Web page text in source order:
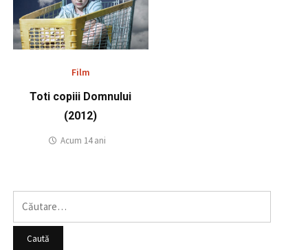
Film
Toti copiii Domnului
(2012)
Acum 14 ani